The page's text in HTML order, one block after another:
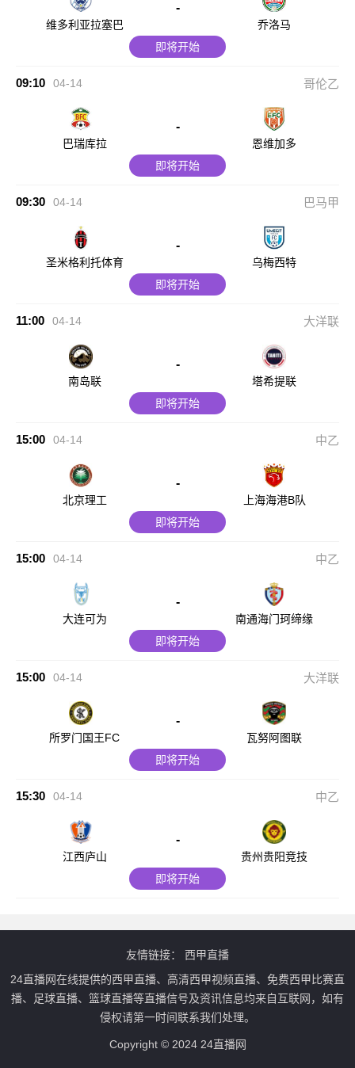
维多利亚拉塞巴
-
乔洛马
即将开始
09:10 04-14 哥伦乙
巴瑞库拉
-
恩维加多
即将开始
09:30 04-14 巴马甲
圣米格利托体育
-
乌梅西特
即将开始
11:00 04-14 大洋联
南岛联
-
塔希提联
即将开始
15:00 04-14 中乙
北京理工
-
上海海港B队
即将开始
15:00 04-14 中乙
大连可为
-
南通海门珂缔缘
即将开始
15:00 04-14 大洋联
所罗门国王FC
-
瓦努阿图联
即将开始
15:30 04-14 中乙
江西庐山
-
贵州贵阳竞技
即将开始
友情链接： 西甲直播
24直播网在线提供的西甲直播、高清西甲视频直播、免费西甲比赛直
播、足球直播、篮球直播等直播信号及资讯信息均来自互联网，如有
侵权请第一时间联系我们处理。
Copyright © 2024 24直播网